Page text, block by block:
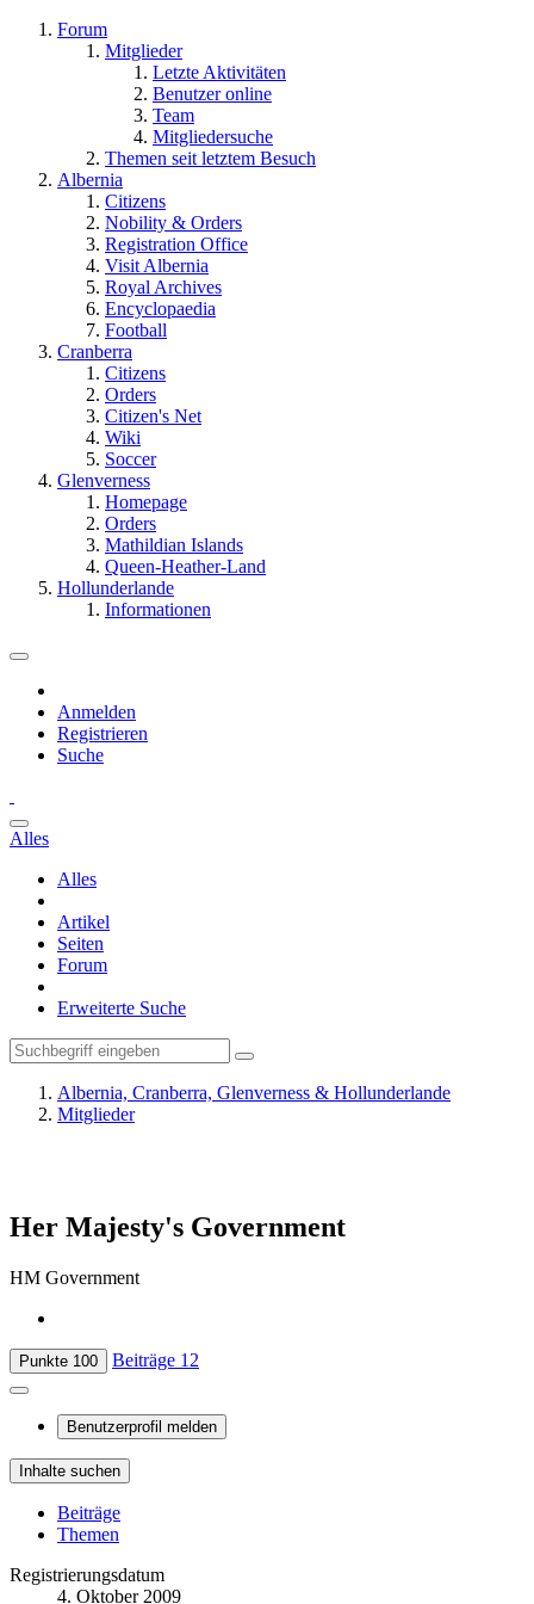
Forum
Mitglieder
Letzte Aktivitäten
Benutzer online
Team
Mitgliedersuche
Themen seit letztem Besuch
Albernia
Citizens
Nobility & Orders
Registration Office
Visit Albernia
Royal Archives
Encyclopaedia
Football
Cranberra
Citizens
Orders
Citizen's Net
Wiki
Soccer
Glenverness
Homepage
Orders
Mathildian Islands
Queen-Heather-Land
Hollunderlande
Informationen
Anmelden
Registrieren
Suche
Alles
Alles
Artikel
Seiten
Forum
Erweiterte Suche
Albernia, Cranberra, Glenverness & Hollunderlande
Mitglieder
Her Majesty's Government
HM Government
Punkte 100 Beiträge 12
Benutzerprofil melden
Inhalte suchen
Beiträge
Themen
Registrierungsdatum
4. Oktober 2009